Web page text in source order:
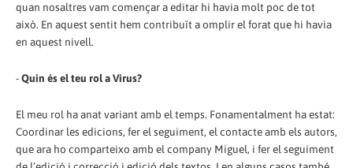
quan nosaltres vam començar a editar hi havia molt poc de tot
això. En aquest sentit hem contribuït a omplir el forat que hi havia
en aquest nivell.
-Quin és el teu rol a Virus?
El meu rol ha anat variant amb el temps. Fonamentalment ha estat:
Coordinar les edicions, fer el seguiment, el contacte amb els autors,
que ara ho comparteixo amb el company Miguel, i fer el seguiment